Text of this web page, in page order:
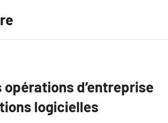
opérations d’entreprise
logicielles